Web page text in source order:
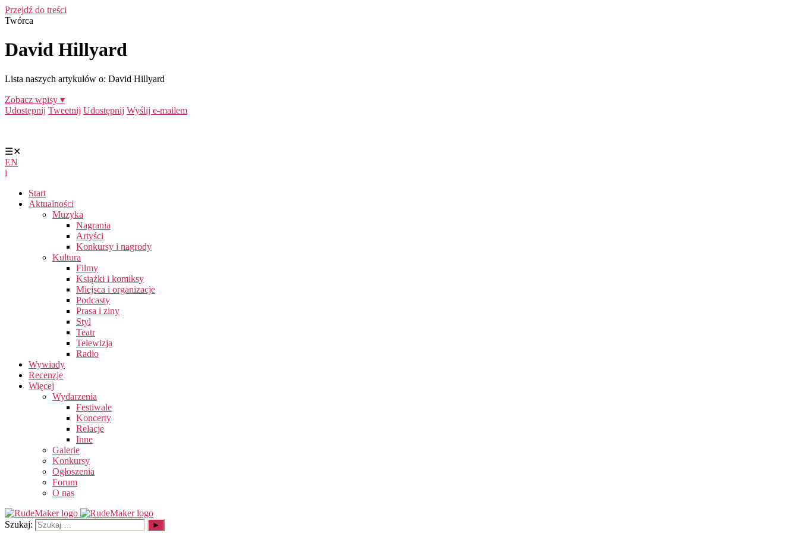
Przejdź do treści
Twórca
David Hillyard
Lista naszych artykułów o: David Hillyard
Zobacz wpisy ▾
Udostępnij Tweetnij Udostępnij Wyślij e-mailem
☰✕
EN
i
Start
Aktualności
Muzyka
Nagrania
Artyści
Konkursy i nagrody
Kultura
Filmy
Książki i komiksy
Miejsca i organizacje
Podcasty
Prasa i ziny
Styl
Teatr
Telewizja
Radio
Wywiady
Recenzje
Więcej
Wydarzenia
Festiwale
Koncerty
Relacje
Inne
Galerie
Konkursy
Ogłoszenia
Forum
O nas
Szukaj: